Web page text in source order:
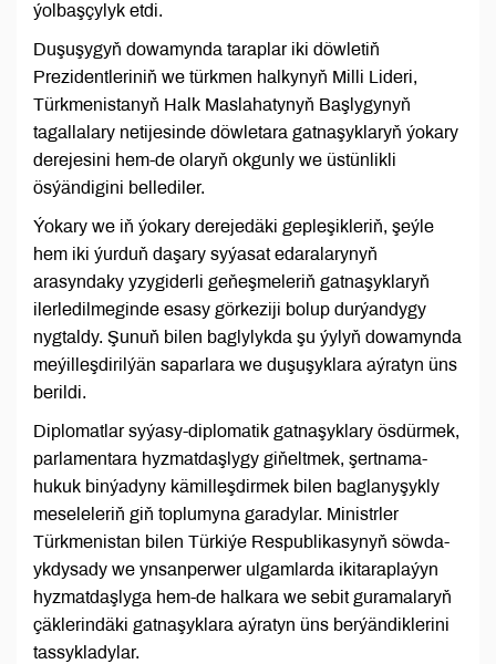
ýolbaşçylyk etdi.
Duşuşygyň dowamynda taraplar iki döwletiň
Prezidentleriniň we türkmen halkynyň Milli Lideri,
Türkmenistanyň Halk Maslahatynyň Başlygynyň
tagallalary netijesinde döwletara gatnaşyklaryň ýokary
derejesini hem-de olaryň okgunly we üstünlikli
ösýändigini bellediler.
Ýokary we iň ýokary derejedäki gepleşikleriň, şeýle
hem iki ýurduň daşary syýasat edaralarynyň
arasyndaky yzygiderli geňeşmeleriň gatnaşyklaryň
ilerledilmeginde esasy görkeziji bolup durýandygy
nygtaldy. Şunuň bilen baglylykda şu ýylyň dowamynda
meýilleşdirilýän saparlara we duşuşyklara aýratyn üns
berildi.
Diplomatlar syýasy-diplomatik gatnaşyklary ösdürmek,
parlamentara hyzmatdaşlygy giňeltmek, şertnama-
hukuk binýadyny kämilleşdirmek bilen baglanyşykly
meseleleriň giň toplumyna garadylar. Ministrler
Türkmenistan bilen Türkiýe Respublikasynyň söwda-
ykdysady we ynsanperwer ulgamlarda ikitaraplaýyn
hyzmatdaşlyga hem-de halkara we sebit guramalaryň
çäklerindäki gatnaşyklara aýratyn üns berýändiklerini
tassykladylar.